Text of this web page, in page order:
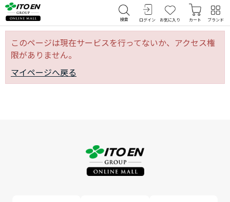
検索 ログイン お気に入り カート ブランド
このページは現在サービスを行ってないか、アクセス権
限がありません。
マイページへ戻る